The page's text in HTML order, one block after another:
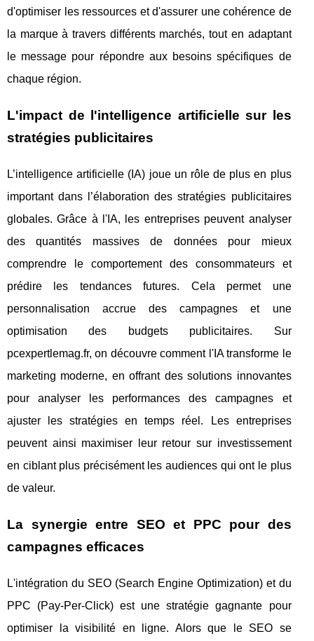
d'optimiser les ressources et d'assurer une cohérence de
la marque à travers différents marchés, tout en adaptant
le message pour répondre aux besoins spécifiques de
chaque région.
L'impact de l'intelligence artificielle sur les
stratégies publicitaires
L’intelligence artificielle (IA) joue un rôle de plus en plus
important dans l’élaboration des stratégies publicitaires
globales. Grâce à l'IA, les entreprises peuvent analyser
des quantités massives de données pour mieux
comprendre le comportement des consommateurs et
prédire les tendances futures. Cela permet une
personnalisation accrue des campagnes et une
optimisation des budgets publicitaires. Sur
pcexpertlemag.fr, on découvre comment l'IA transforme le
marketing moderne, en offrant des solutions innovantes
pour analyser les performances des campagnes et
ajuster les stratégies en temps réel. Les entreprises
peuvent ainsi maximiser leur retour sur investissement
en ciblant plus précisément les audiences qui ont le plus
de valeur.
La synergie entre SEO et PPC pour des
campagnes efficaces
L'intégration du SEO (Search Engine Optimization) et du
PPC (Pay-Per-Click) est une stratégie gagnante pour
optimiser la visibilité en ligne. Alors que le SEO se